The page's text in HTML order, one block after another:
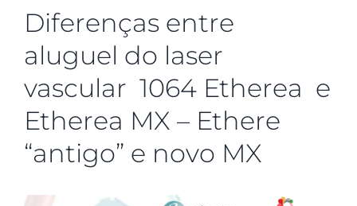
Diferenças entre
aluguel do laser
vascular 1064 Etherea e
Etherea MX – Ethere
“antigo” e novo MX